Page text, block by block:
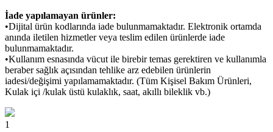
İade yapılamayan ürünler:
•Dijital ürün kodlarında iade bulunmamaktadır. Elektronik ortamda
anında iletilen hizmetler veya teslim edilen ürünlerde iade
bulunmamaktadır.
•Kullanım esnasında vücut ile birebir temas gerektiren ve kullanımla
beraber sağlık açısından tehlike arz edebilen ürünlerin
iadesi/değişimi yapılamamaktadır. (Tüm Kişisel Bakım Ürünleri,
Kulak içi /kulak üstü kulaklık, saat, akıllı bileklik vb.)
1